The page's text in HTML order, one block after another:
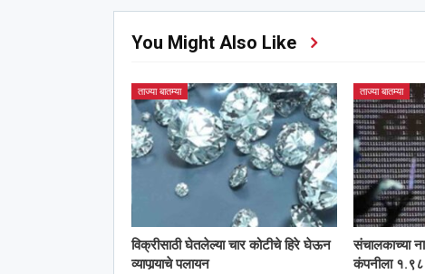
You Might Also Like
ताज्या बातम्या
विक्रीसाठी घेतलेल्या चार कोटीचे हिरे घेऊन
व्यापार्‍याचे पलायन
ताज्या बातम्या
संचालकाच्या
कंपनीला १.९८